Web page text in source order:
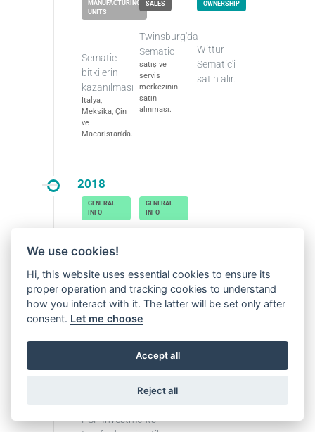
Sematic
bitkilerin
kazanılması
İtalya,
Meksika, Çin
ve
Macaristan'da.
Twinsburg'da
Sematic
satış ve
servis
merkezinin
satın
alınması.
Wittur
Sematic'i
satın alır.
2018
Yıl
50. yıl
Küresel
yönetim
sistemi
sertifikası.
PSP Investments
We use cookies!
Hi, this website uses essential cookies to ensure its
proper operation and tracking cookies to understand
how you interact with it. The latter will be set only after
consent. Let me choose
Accept all
Reject all